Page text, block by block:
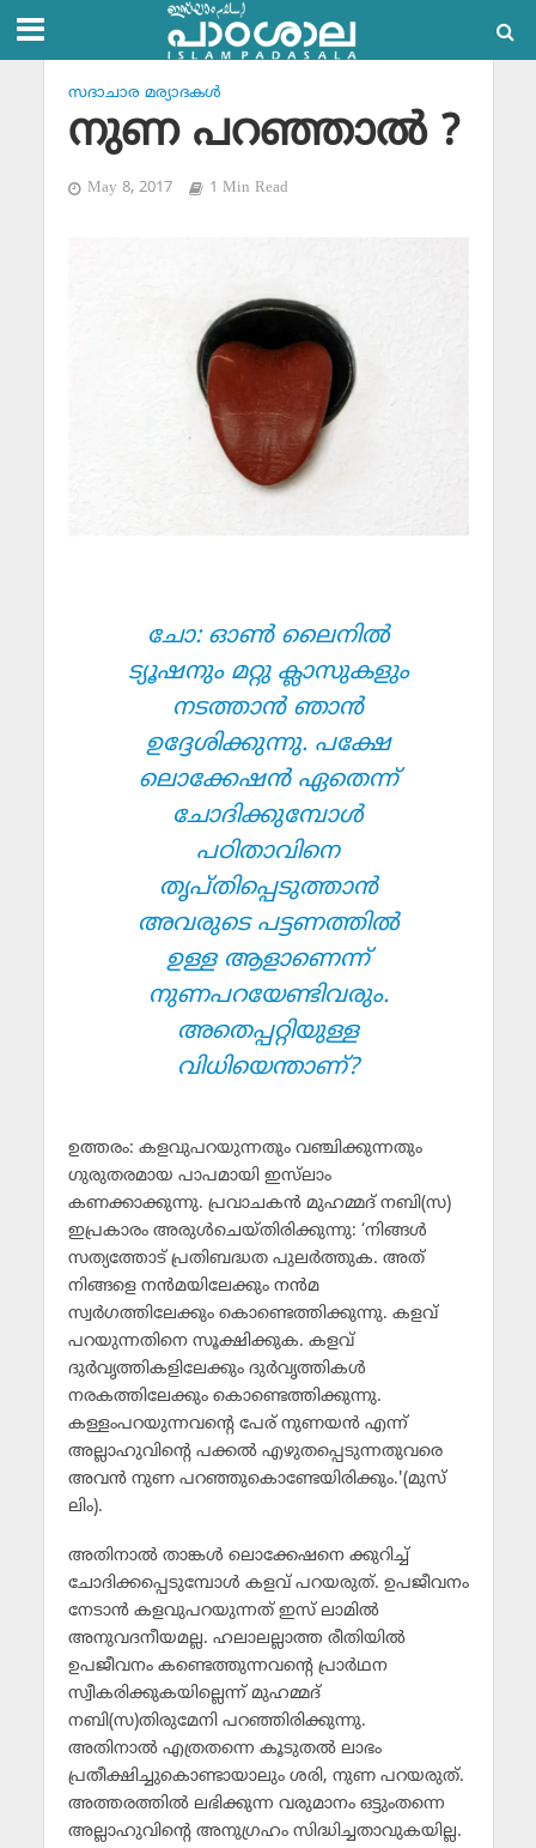
സദാചാര മര്യാദകള്‍
നുണ പറഞ്ഞാല്‍ ?
May 8, 2017 1 Min Read
ചോ: ഓണ്‍ ലൈനില്‍
ട്യൂഷനും മറ്റു ക്ലാസുകളും
നടത്താന്‍ ഞാന്‍
ഉദ്ദേശിക്കുന്നു. പക്ഷേ
ലൊക്കേഷന്‍ ഏതെന്ന്
ചോദിക്കുമ്പോള്‍
പഠിതാവിനെ
തൃപ്തിപ്പെടുത്താന്‍
അവരുടെ പട്ടണത്തില്‍
ഉള്ള ആളാണെന്ന്
നുണപറയേണ്ടിവരും.
അതെപ്പറ്റിയുള്ള
വിധിയെന്താണ്?
ഉത്തരം: കളവുപറയുന്നതും വഞ്ചിക്കുന്നതും
ഗുരുതരമായ പാപമായി ഇസ്‌ലാം
കണക്കാക്കുന്നു. പ്രവാചകന്‍ മുഹമ്മദ് നബി(സ)
ഇപ്രകാരം അരുള്‍ചെയ്തിരിക്കുന്നു: ‘നിങ്ങള്‍
സത്യത്തോട് പ്രതിബദ്ധത പുലര്‍ത്തുക. അത്
നിങ്ങളെ നന്‍മയിലേക്കും നന്‍മ
സ്വര്‍ഗത്തിലേക്കും കൊണ്ടെത്തിക്കുന്നു. കളവ്
പറയുന്നതിനെ സൂക്ഷിക്കുക. കളവ്
ദുര്‍വൃത്തികളിലേക്കും ദുര്‍വൃത്തികള്‍
നരകത്തിലേക്കും കൊണ്ടെത്തിക്കുന്നു.
കള്ളംപറയുന്നവന്റെ പേര് നുണയന്‍ എന്ന്
അല്ലാഹുവിന്റെ പക്കല്‍ എഴുതപ്പെടുന്നതുവരെ
അവന്‍ നുണ പറഞ്ഞുകൊണ്ടേയിരിക്കും.'(മുസ്
ലിം).
അതിനാല്‍ താങ്കള്‍ ലൊക്കേഷനെ ക്കുറിച്ച്
ചോദിക്കപ്പെടുമ്പോള്‍ കളവ് പറയരുത്. ഉപജീവനം
നേടാന്‍ കളവുപറയുന്നത് ഇസ് ലാമില്‍
അനുവദനീയമല്ല. ഹലാലല്ലാത്ത രീതിയില്‍
ഉപജീവനം കണ്ടെത്തുന്നവന്റെ പ്രാര്‍ഥന
സ്വീകരിക്കുകയില്ലെന്ന് മുഹമ്മദ്
നബി(സ)തിരുമേനി പറഞ്ഞിരിക്കുന്നു.
അതിനാല്‍ എത്രതന്നെ കൂടുതല്‍ ലാഭം
പ്രതീക്ഷിച്ചുകൊണ്ടായാലും ശരി, നുണ പറയരുത്.
അത്തരത്തില്‍ ലഭിക്കുന്ന വരുമാനം ഒട്ടുംതന്നെ
അല്ലാഹുവിന്റെ അനുഗ്രഹം സിദ്ധിച്ചതാവുകയില്ല.